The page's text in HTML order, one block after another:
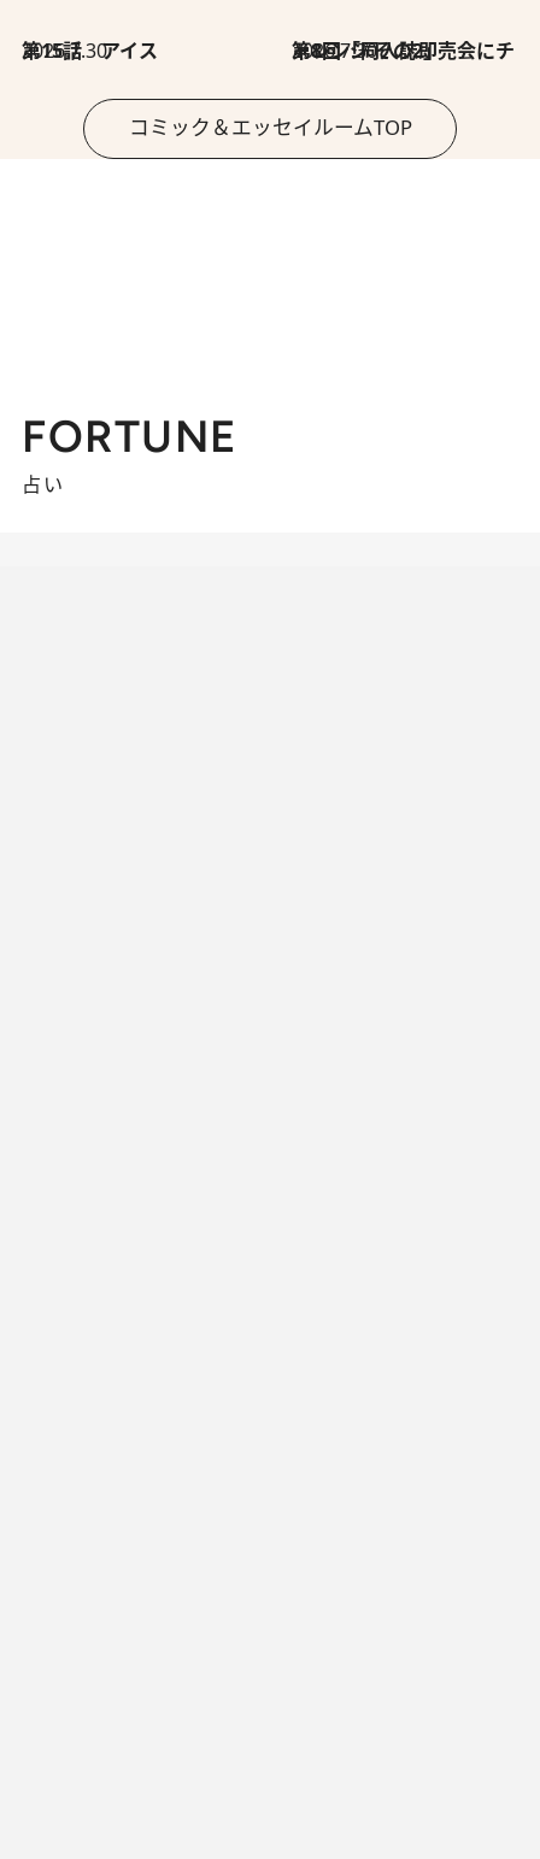
2026.7.30
第15話 アイス 2026.7.30
第8回「同人誌即売会にチャレンジ その2」
コミック＆エッセイルームTOP
FORTUNE
占い